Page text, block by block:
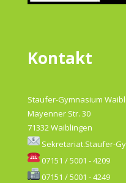
Kontakt
Staufer-Gymnasium
Mayenner Str. 30
71332 Waiblingen
Sekretariat.Staufer-
07151 / 5001 - 4209
07151 / 5001 - 4249